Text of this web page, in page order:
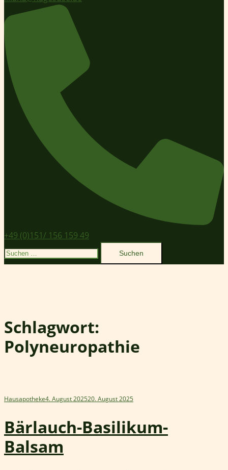
+49 (0)151/ 156 159 49
Suchen
nach:
Schlagwort:
Polyneuropathie
Hausapotheke4. August 202520. August 2025
Bärlauch-Basilikum-
Balsam